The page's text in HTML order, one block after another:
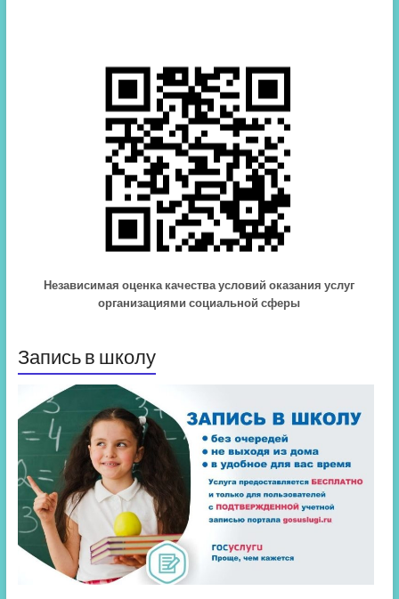
Независимая оценка качества условий оказания услуг
организациями социальной сферы
Запись в школу